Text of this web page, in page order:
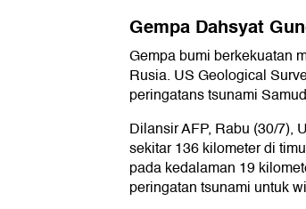
Gempa Dahsyat
Gempa bumi berkekuatan
Rusia. US Geological
peringatans tsunami
Dilansir AFP, Rabu (30/7),
sekitar 136 kilometer di
pada kedalaman 19
peringatan tsunami untuk